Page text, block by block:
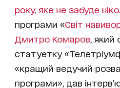
року, яке не забуде
програми «Світ
Дмитро Комаров ,
статуетку
«кращий ведучий
програми», дав